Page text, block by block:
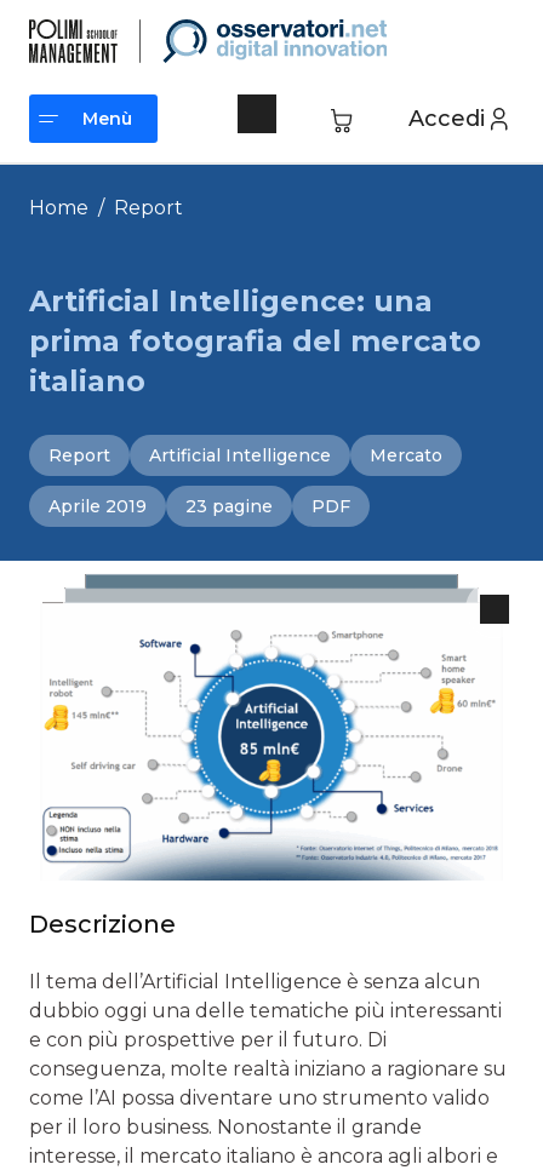
contenuto
Accedi
Menù
Menù
Home / Report
Artificial Intelligence: una
prima fotografia del mercato
italiano
Report Artificial Intelligence Mercato
Aprile 2019 23 pagine PDF
Descrizione
Il tema dell’Artificial Intelligence è senza alcun
dubbio oggi una delle tematiche più interessanti
e con più prospettive per il futuro. Di
conseguenza, molte realtà iniziano a ragionare su
come l’AI possa diventare uno strumento valido
per il loro business. Nonostante il grande
interesse, il mercato italiano è ancora agli albori e